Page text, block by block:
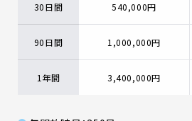
30日間 540,000円
90日間 1,000,000円
1年間 3,400,000円